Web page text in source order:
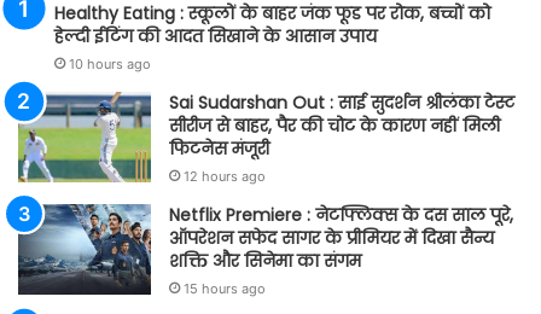
Healthy Eating : स्कूलों के बाहर जंक फूड पर रोक, बच्चों को
हेल्दी ईटिंग की आदत सिखाने के आसान उपाय
10 hours ago
Sai Sudarshan Out : साई सुदर्शन श्रीलंका टेस्ट
सीरीज से बाहर, पैर की चोट के कारण नहीं मिली
फिटनेस मंजूरी
12 hours ago
Netflix Premiere : नेटफ्लिक्स के दस साल पूरे,
ऑपरेशन सफेद सागर के प्रीमियर में दिखा सैन्य
शक्ति और सिनेमा का संगम
15 hours ago